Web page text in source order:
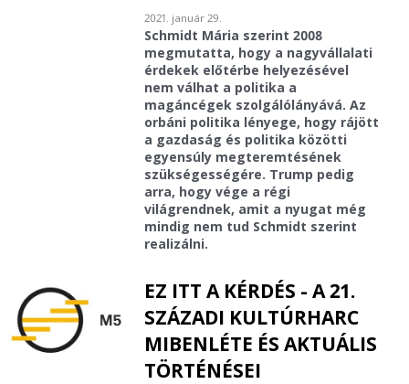
2021. január 29.
Schmidt Mária szerint 2008
megmutatta, hogy a nagyvállalati
érdekek előtérbe helyezésével
nem válhat a politika a
magáncégek szolgálólányává. Az
orbáni politika lényege, hogy rájött
a gazdaság és politika közötti
egyensúly megteremtésének
szükségességére. Trump pedig
arra, hogy vége a régi
világrendnek, amit a nyugat még
mindig nem tud Schmidt szerint
realizálni.
EZ ITT A KÉRDÉS - A 21.
SZÁZADI KULTÚRHARC
MIBENLÉTE ÉS AKTUÁLIS
TÖRTÉNÉSEI